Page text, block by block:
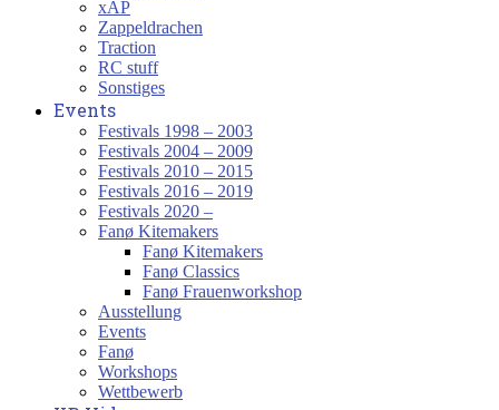
xAP
Zappeldrachen
Traction
RC stuff
Sonstiges
Events
Festivals 1998 – 2003
Festivals 2004 – 2009
Festivals 2010 – 2015
Festivals 2016 – 2019
Festivals 2020 –
Fanø Kitemakers
Fanø Kitemakers
Fanø Classics
Fanø Frauenworkshop
Ausstellung
Events
Fanø
Workshops
Wettbewerb